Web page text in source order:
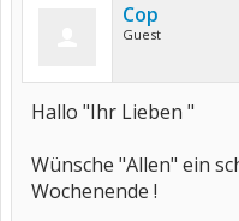
Cop
Guest
Hallo "Ihr Lieben "
Wünsche "Allen" ein
Wochenende !